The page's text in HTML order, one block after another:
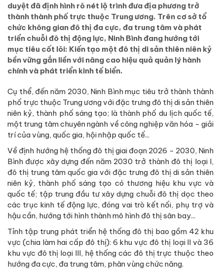
duyệt đã định hình rõ nét lộ trình đưa địa phương trở
thành thành phố trực thuộc Trung ương. Trên cơ sở tổ
chức không gian đô thị đa cực, đa trung tâm và phát
triển chuỗi đô thị động lực, Ninh Bình đang hướng tới
mục tiêu cốt lõi: Kiến tạo một đô thị di sản thiên niên kỷ
bền vững gắn liền với nâng cao hiệu quả quản lý hành
chính và phát triển kinh tế biển.
Cụ thể, đến năm 2030, Ninh Bình mục tiêu trở thành thành
phố trực thuộc Trung ương với đặc trưng đô thị di sản thiên
niên kỷ, thành phố sáng tạo; là thành phố du lịch quốc tế,
một trung tâm chuyên ngành về công nghiệp văn hóa - giải
trí của vùng, quốc gia, hội nhập quốc tế...
Về định hướng hệ thống đô thị giai đoạn 2026 - 2030, Ninh
Bình được xây dựng đến năm 2030 trở thành đô thị loại I,
đô thị trung tâm quốc gia với đặc trưng đô thị di sản thiên
niên kỷ, thành phố sáng tạo có thương hiệu khu vực và
quốc tế; tập trung đầu tư xây dựng chuỗi đô thị dọc theo
các trục kinh tế động lực, đóng vai trò kết nối, phụ trợ và
hậu cần, hướng tới hình thành mô hình đô thị sân bay...
Tỉnh tập trung phát triển hệ thống đô thị bao gồm 42 khu
vực (chia làm hai cấp đô thị): 6 khu vực đô thị loại II và 36
khu vực đô thị loại III, hệ thống các đô thị trực thuộc theo
hướng đa cực, đa trung tâm, phân vùng chức năng.